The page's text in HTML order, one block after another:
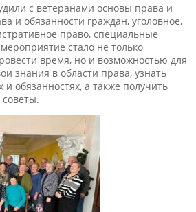
с ветеранами основы права и
и обязанности граждан, уголовное,
право, специальные
стало не только
время, но и возможностью для
знания в области права, узнать
обязанностях, а также получить